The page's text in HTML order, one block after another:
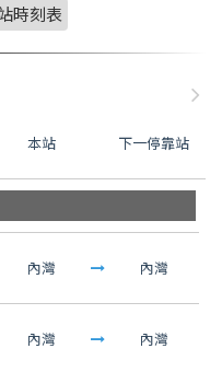
時刻表
本站 下一停靠站
內灣 內灣
內灣 內灣